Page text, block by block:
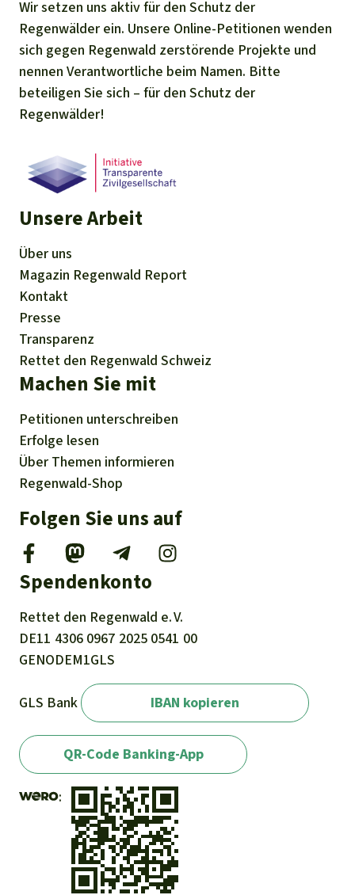
Wir setzen uns aktiv für den Schutz der
Regenwälder ein. Unsere Online-Petitionen wenden
sich gegen Regenwald zerstörende Projekte und
nennen Verantwortliche beim Namen. Bitte
beteiligen Sie sich – für den Schutz der
Regenwälder!
Unsere Arbeit
Über uns
Magazin Regenwald Report
Kontakt
Presse
Transparenz
Rettet den Regenwald Schweiz
Machen Sie mit
Petitionen unterschreiben
Erfolge lesen
Über Themen informieren
Regenwald-Shop
Folgen Sie uns auf
Spendenkonto
Rettet den Regenwald e. V.
DE11 4306 0967 2025 0541 00
GENODEM1GLS
GLS Bank IBAN kopieren
QR-Code Banking-App